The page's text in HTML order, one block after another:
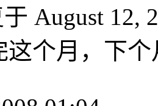
August 12,
这个月，下